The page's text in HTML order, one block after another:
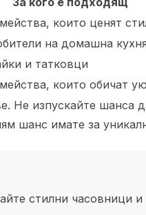
които ценят
на домашна кухня
и татковци
които обичат
Не изпускайте шанса
шанс имате за
стилни часовници и